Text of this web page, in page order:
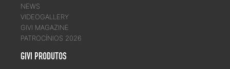
NEWS
VIDEOGALLERY
GIVI MAGAZINE
PATROCÍNIOS 2026
GIVI PRODUTOS